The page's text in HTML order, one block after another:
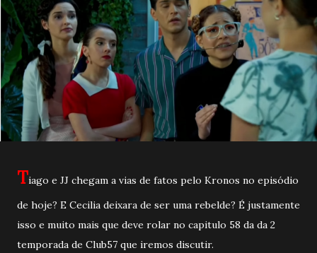
Tiago e JJ chegam a vias de fatos pelo Kronos no episódio
de hoje? E Cecilia deixara de ser uma rebelde? É justamente
isso e muito mais que deve rolar no capitulo 58 da da 2
temporada de Club57 que iremos discutir.